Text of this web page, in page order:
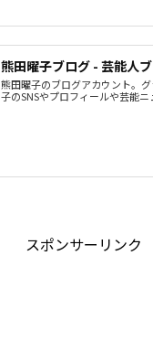
熊田曜子ブログ - 芸能人
熊田曜子のブログアカウント。
子のSNSやプロフィールや芸能ニ
スポンサーリンク